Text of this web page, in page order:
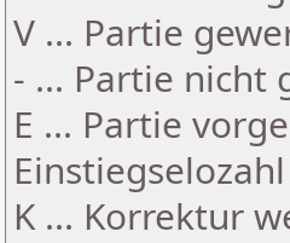
V ... Partie
- ... Partie nicht
E ... Partie
K ... Korrektur